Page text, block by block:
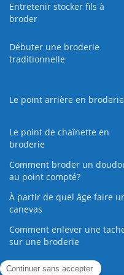
Entretenir stocker fils à
broder
Débuter une broderie
traditionnelle
Le point arrière en broderie
Le point de chaînette en
broderie
Comment broder un
au point compté?
À partir de quel âge faire
canevas
Comment enlever une
sur une broderie
Guide de la Broderie